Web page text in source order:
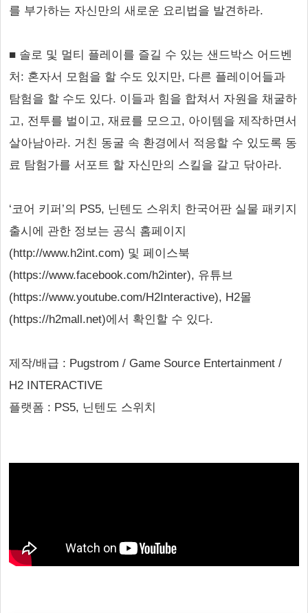
를 부가하는 자신만의 새로운 요리법을 발견하라.
■ 솔로 및 멀티 플레이를 즐길 수 있는 샌드박스 어드벤
처: 혼자서 모험을 할 수도 있지만, 다른 플레이어들과
탐험을 할 수도 있다. 이들과 힘을 합쳐서 자원을 채굴하
고, 전투를 벌이고, 재료를 모으고, 아이템을 제작하면서
살아남아라. 거친 동굴 속 환경에서 적응할 수 있도록 동
료 탐험가를 서포트 할 자신만의 스킬을 갈고 닦아라.
‘코어 키퍼’의 PS5, 닌텐도 스위치 한국어판 실물 패키지
출시에 관한 정보는 공식 홈페이지
(http://www.h2int.com) 및 페이스북
(https://www.facebook.com/h2inter), 유튜브
(https://www.youtube.com/H2Interactive), H2몰
(https://h2mall.net)에서 확인할 수 있다.
제작/배급 : Pugstrom / Game Source Entertainment /
H2 INTERACTIVE
플랫폼 : PS5, 닌텐도 스위치